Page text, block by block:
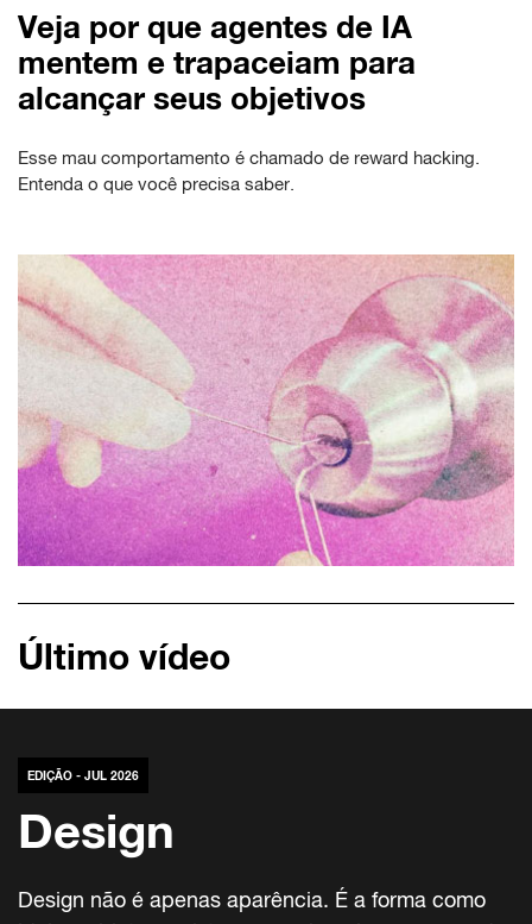
Veja por que agentes de IA
mentem e trapaceiam para
alcançar seus objetivos
Esse mau comportamento é chamado de reward hacking.
Entenda o que você precisa saber.
Último vídeo
EDIÇÃO - JUL 2026
Design
Design não é apenas aparência. É a forma como